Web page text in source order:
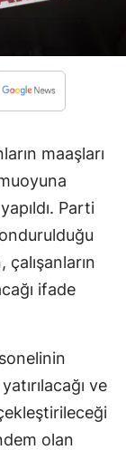
maaşları
Parti
ifade
ve
olan